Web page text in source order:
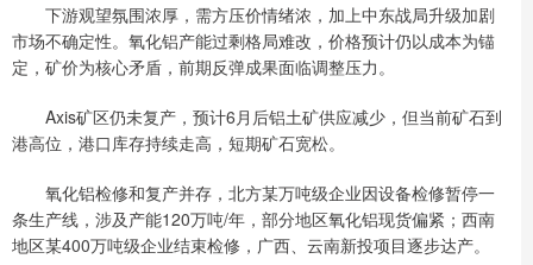
下游观望氛围浓厚，需方压价情绪浓，加上中东战局升级加剧
市场不确定性。氧化铝产能过剩格局难改，价格预计仍以成本为锚
定，矿价为核心矛盾，前期反弹成果面临调整压力。
Axis矿区仍未复产，预计6月后铝土矿供应减少，但当前矿石到
港高位，港口库存持续走高，短期矿石宽松。
氧化铝检修和复产并存，北方某万吨级企业因设备检修暂停一
条生产线，涉及产能120万吨/年，部分地区氧化铝现货偏紧；西南
地区某400万吨级企业结束检修，广西、云南新投项目逐步达产。